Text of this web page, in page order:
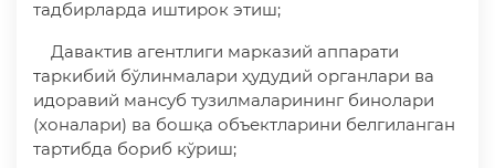
тадбирларда иштирок этиш;
Давактив агентлиги марказий аппарати
таркибий бўлинмалари ҳудудий органлари ва
идоравий мансуб тузилмаларининг бинолари
(хоналари) ва бошқа объектларини белгиланган
тартибда бориб кўриш;